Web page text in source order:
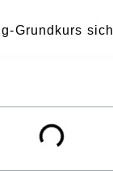
Grundkurs